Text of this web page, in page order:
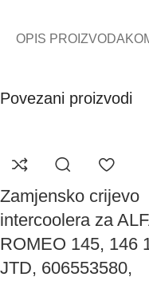
OPIS PROIZVODA
Povezani proizvodi
Zamjensko crijevo
intercoolera za
ROMEO 145, 146
JTD, 606553580,